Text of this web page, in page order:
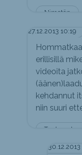
Nimetön
27.12.2013 10:19
Tuntematon
erillisillä
videoita
kehdannut
niin suuri
30.12.2013